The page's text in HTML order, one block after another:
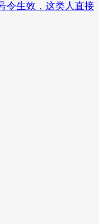
令生效，这类人直接